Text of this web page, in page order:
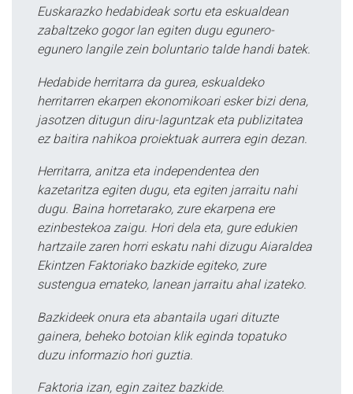
Euskarazko hedabideak sortu eta eskualdean
zabaltzeko gogor lan egiten dugu egunero-
egunero langile zein boluntario talde handi batek.
Hedabide herritarra da gurea, eskualdeko
herritarren ekarpen ekonomikoari esker bizi dena,
jasotzen ditugun diru-laguntzak eta publizitatea
ez baitira nahikoa proiektuak aurrera egin dezan.
Herritarra, anitza eta independentea den
kazetaritza egiten dugu, eta egiten jarraitu nahi
dugu. Baina horretarako, zure ekarpena ere
ezinbestekoa zaigu. Hori dela eta, gure edukien
hartzaile zaren horri eskatu nahi dizugu Aiaraldea
Ekintzen Faktoriako bazkide egiteko, zure
sustengua emateko, lanean jarraitu ahal izateko.
Bazkideek onura eta abantaila ugari dituzte
gainera, beheko botoian klik eginda topatuko
duzu informazio hori guztia.
Faktoria izan, egin zaitez bazkide.